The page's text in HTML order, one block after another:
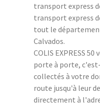
transport express
transport express
tout le
Calvados.
COLIS EXPRESS
porte à porte,
collectés à votre
route jusqu'à leur
directement à